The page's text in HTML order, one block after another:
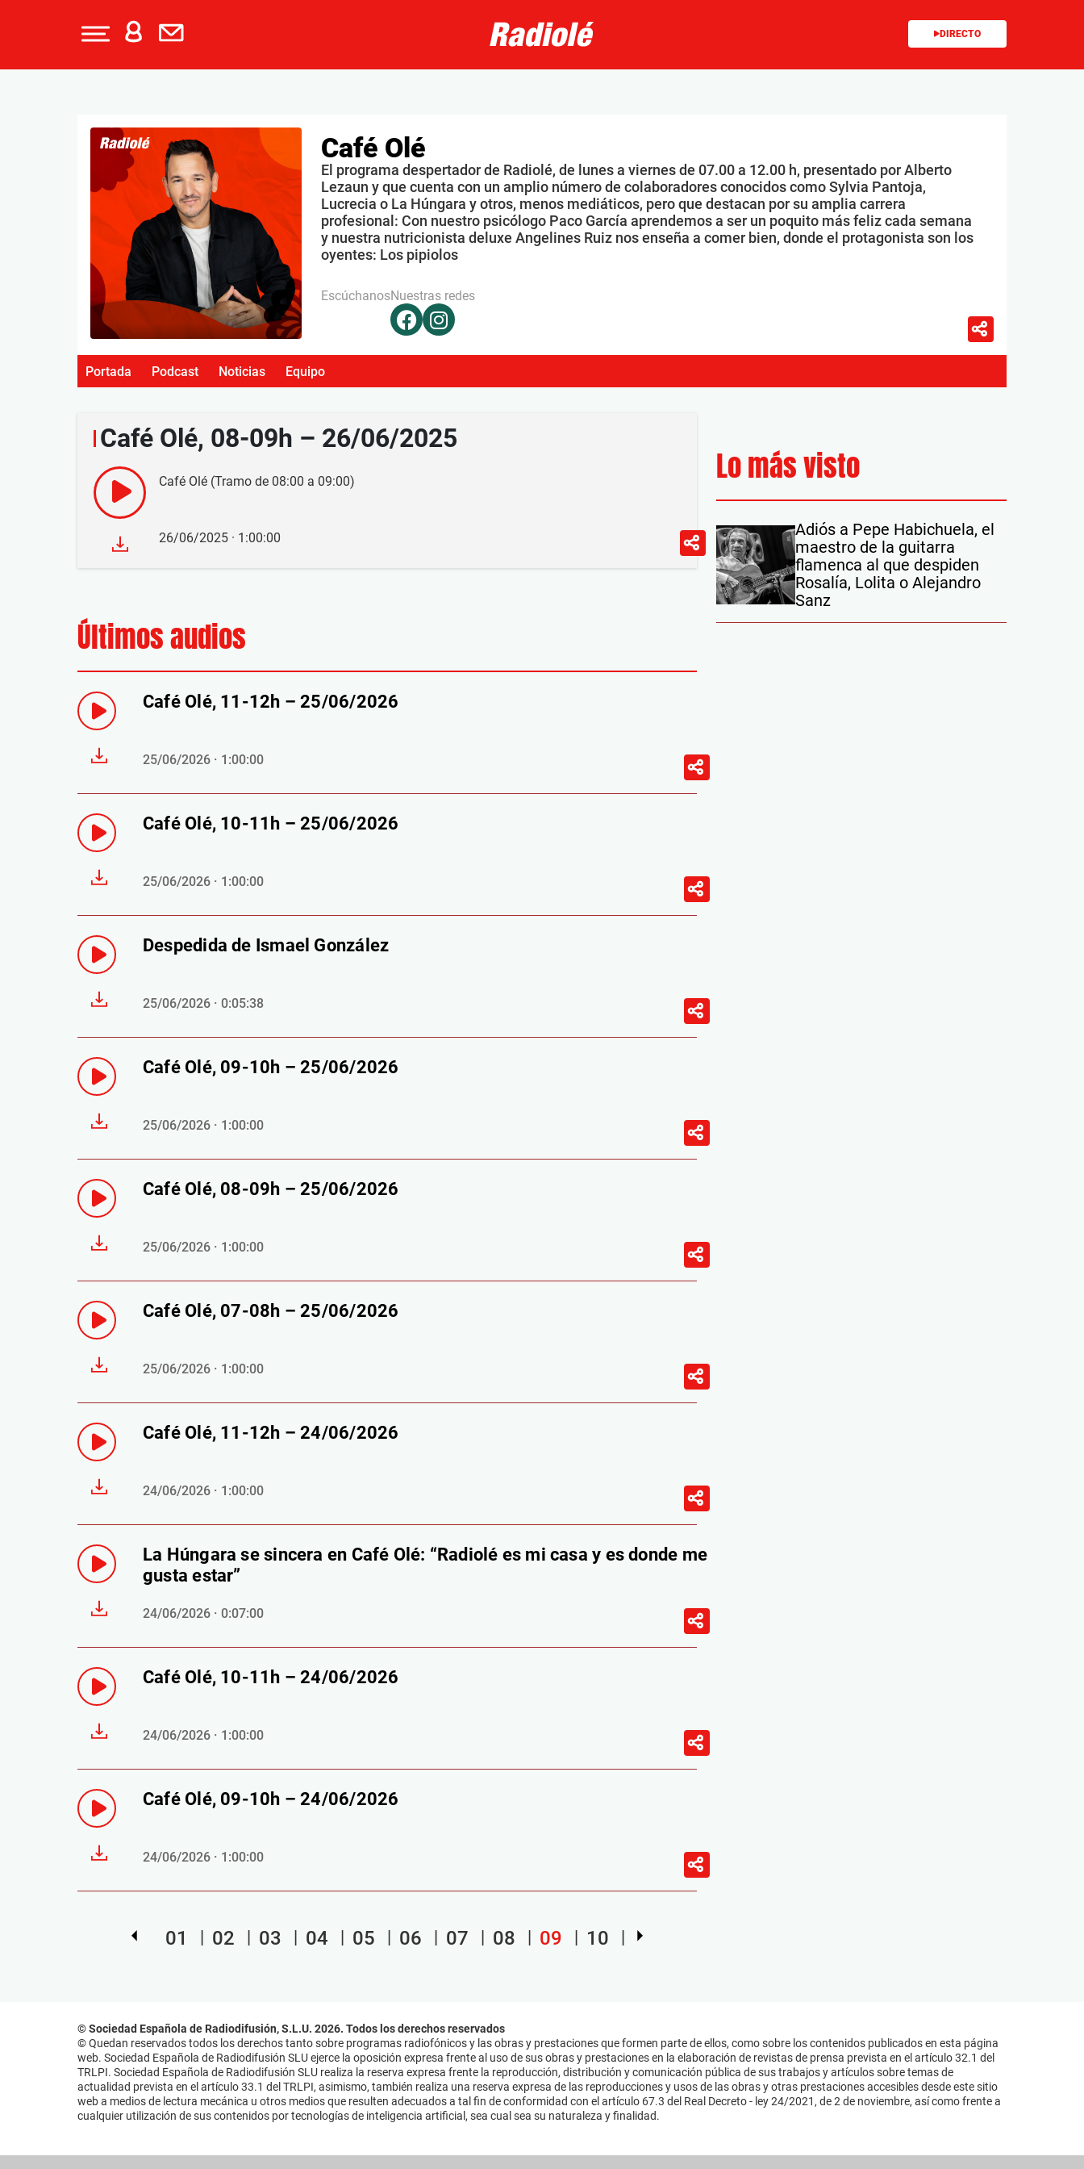
DIRECTO
Café Olé
El programa despertador de Radiolé, de lunes a viernes de 07.00 a 12.00 h, presentado por Alberto
Lezaun y que cuenta con un amplio número de colaboradores conocidos como Sylvia Pantoja,
Lucrecia o La Húngara y otros, menos mediáticos, pero que destacan por su amplia carrera
profesional: Con nuestro psicólogo Paco García aprendemos a ser un poquito más feliz cada semana
y nuestra nutricionista deluxe Angelines Ruiz nos enseña a comer bien, donde el protagonista son los
oyentes: Los pipiolos
EscúchanosNuestras redes
Portada Podcast Noticias Equipo
Café Olé, 08-09h – 26/06/2025
Café Olé (Tramo de 08:00 a 09:00)
26/06/2025 · 1:00:00
Últimos audios
Café Olé, 11-12h – 25/06/2026
25/06/2026 · 1:00:00
Café Olé, 10-11h – 25/06/2026
25/06/2026 · 1:00:00
Despedida de Ismael González
25/06/2026 · 0:05:38
Café Olé, 09-10h – 25/06/2026
25/06/2026 · 1:00:00
Café Olé, 08-09h – 25/06/2026
25/06/2026 · 1:00:00
Café Olé, 07-08h – 25/06/2026
25/06/2026 · 1:00:00
Café Olé, 11-12h – 24/06/2026
24/06/2026 · 1:00:00
La Húngara se sincera en Café Olé: “Radiolé es mi casa y es donde me
gusta estar”
24/06/2026 · 0:07:00
Café Olé, 10-11h – 24/06/2026
24/06/2026 · 1:00:00
Café Olé, 09-10h – 24/06/2026
24/06/2026 · 1:00:00
01 02 03 04 05 06 07 08 09 10
Lo más visto
Adiós a Pepe Habichuela, el
maestro de la guitarra
flamenca al que despiden
Rosalía, Lolita o Alejandro
Sanz
© Sociedad Española de Radiodifusión, S.L.U. 2026. Todos los derechos reservados
© Quedan reservados todos los derechos tanto sobre programas radiofónicos y las obras y prestaciones que formen parte de ellos, como sobre los contenidos publicados en esta página
web. Sociedad Española de Radiodifusión SLU ejerce la oposición expresa frente al uso de sus obras y prestaciones en la elaboración de revistas de prensa prevista en el artículo 32.1 del
TRLPI. Sociedad Española de Radiodifusión SLU realiza la reserva expresa frente la reproducción, distribución y comunicación pública de sus trabajos y artículos sobre temas de
actualidad prevista en el artículo 33.1 del TRLPI, asimismo, también realiza una reserva expresa de las reproducciones y usos de las obras y otras prestaciones accesibles desde este sitio
web a medios de lectura mecánica u otros medios que resulten adecuados a tal fin de conformidad con el artículo 67.3 del Real Decreto - ley 24/2021, de 2 de noviembre, así como frente a
cualquier utilización de sus contenidos por tecnologías de inteligencia artificial, sea cual sea su naturaleza y finalidad.